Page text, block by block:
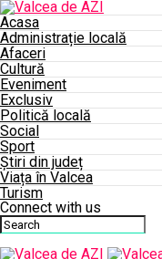
Acasa
Administrație locală
Afaceri
Cultură
Eveniment
Exclusiv
Politică locală
Social
Sport
Știri din județ
Viața în Valcea
Turism
Connect with us